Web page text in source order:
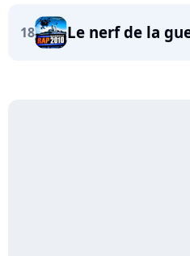
18 Le nerf de la